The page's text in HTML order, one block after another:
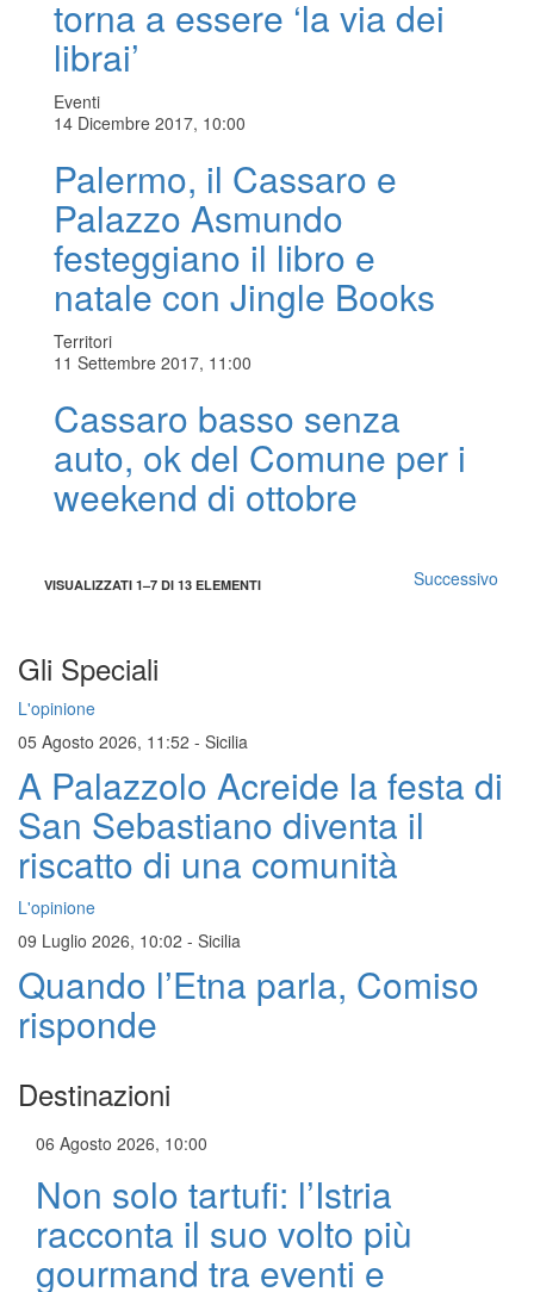
torna a essere ‘la via dei
librai’
Eventi
14 Dicembre 2017, 10:00
Palermo, il Cassaro e
Palazzo Asmundo
festeggiano il libro e
natale con Jingle Books
Territori
11 Settembre 2017, 11:00
Cassaro basso senza
auto, ok del Comune per i
weekend di ottobre
VISUALIZZATI 1–7 DI 13 ELEMENTI Successivo
Gli Speciali
L'opinione
05 Agosto 2026, 11:52 - Sicilia
A Palazzolo Acreide la festa di
San Sebastiano diventa il
riscatto di una comunità
L'opinione
09 Luglio 2026, 10:02 - Sicilia
Quando l’Etna parla, Comiso
risponde
Destinazioni
06 Agosto 2026, 10:00
Non solo tartufi: l’Istria
racconta il suo volto più
gourmand tra eventi e